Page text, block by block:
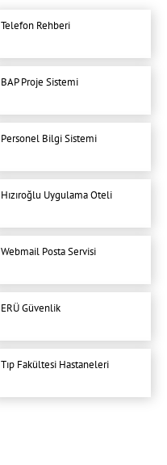
Telefon Rehberi
BAP Proje Sistemi
Personel Bilgi Sistemi
Hızıroğlu Uygulama Oteli
Webmail Posta Servisi
ERÜ Güvenlik
Tıp Fakültesi Hastaneleri